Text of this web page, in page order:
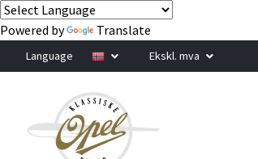
Powered by Translate
Language Ekskl. mva